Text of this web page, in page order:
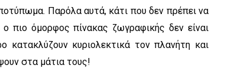
Παρόλα αυτά, κάτι που δεν πρέπει να
πιο όμορφος πίνακας ζωγραφικής δεν είναι
κυριολεκτικά τον πλανήτη και
στα μάτια τους!